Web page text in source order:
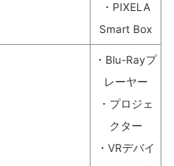
・PIXELA
Smart Box
・Blu-Rayプ
レーヤー
・プロジェ
クター
・VRデバイ